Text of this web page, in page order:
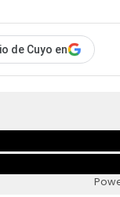
de Cuyo en